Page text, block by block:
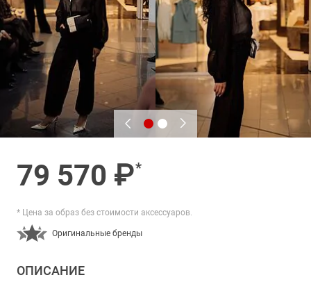
79 570 ₽*
* Цена за образ без стоимости аксессуаров.
Оригинальные бренды
ОПИСАНИЕ